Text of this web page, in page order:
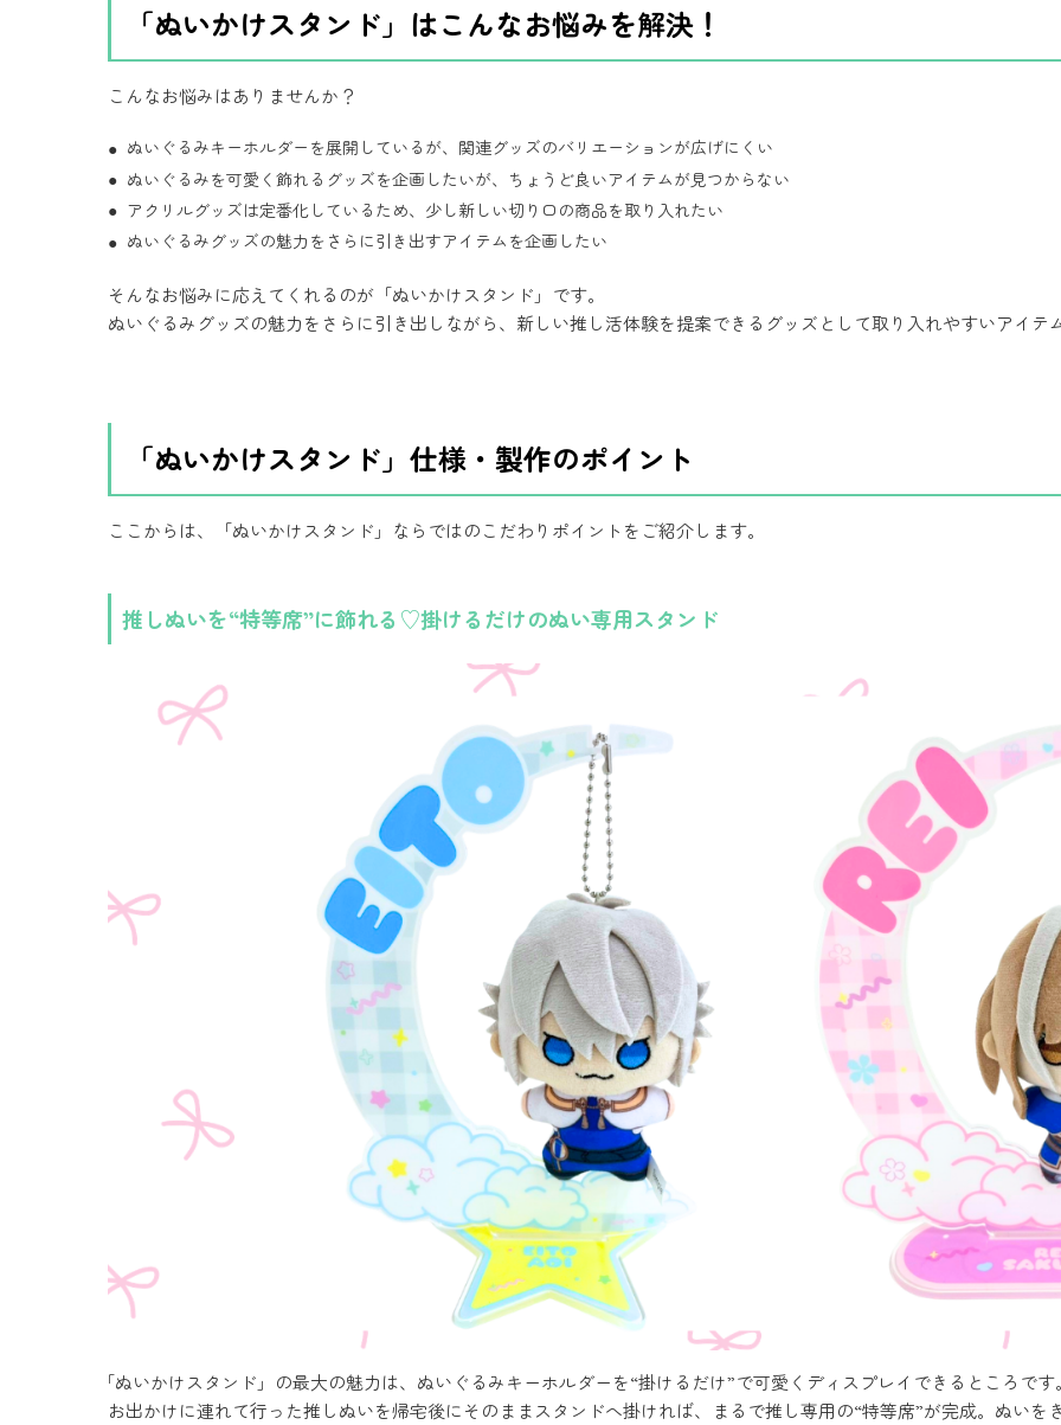
「ぬいかけスタンド」はこんなお悩みを解決！
こんなお悩みはありませんか？
ぬいぐるみキーホルダーを展開しているが、関連グッズのバリエーションが広げにくい
ぬいぐるみを可愛く飾れるグッズを企画したいが、ちょうど良いアイテムが見つからない
アクリルグッズは定番化しているため、少し新しい切り口の商品を取り入れたい
ぬいぐるみグッズの魅力をさらに引き出すアイテムを企画したい
そんなお悩みに応えてくれるのが「ぬいかけスタンド」です。
ぬいぐるみグッズの魅力をさらに引き出しながら、新しい推し活体験を提案できるグッズとして取り入れやすいアイテ
「ぬいかけスタンド」仕様・製作のポイント
ここからは、「ぬいかけスタンド」ならではのこだわりポイントをご紹介します。
推しぬいを“特等席”に飾れる♡掛けるだけのぬい専用スタンド
「ぬいかけスタンド」の最大の魅力は、ぬいぐるみキーホルダーを“掛けるだけ”で可愛くディスプレイできるところです
お出かけに連れて行った推しぬいを帰宅後にそのままスタンドへ掛ければ、まるで推し専用の“特等席”が完成。ぬい